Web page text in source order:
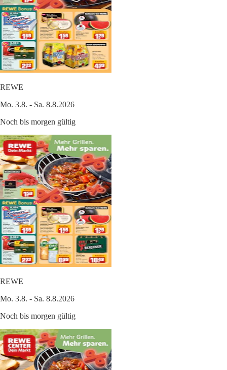
REWE
Mo. 3.8. - Sa. 8.8.2026
Noch bis morgen gültig
REWE
Mo. 3.8. - Sa. 8.8.2026
Noch bis morgen gültig